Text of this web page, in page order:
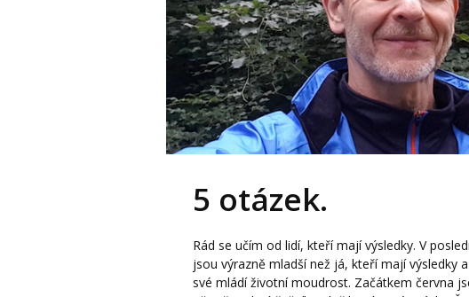
5 otázek.
Rád se učím od lidí, kteří mají výsledky. V
jsou výrazně mladší než já, kteří mají výsledky
své mládí životní moudrost. Začátkem června